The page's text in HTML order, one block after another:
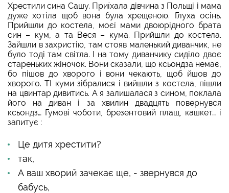
Хрестили сина Сашу. Приїхала дівчина з Польщі і мама
дуже хотіла щоб вона була хрещеною. Глуха осінь.
Прийшли до костела, моєї мами двоюрідного брата
син – кум, а та Веся – кума. Прийшли до костела.
Зайшли в захристію, там стояв маленький диванчик, не
було тоді там світла. І на тому диванчику сиділо двоє
стареньких жіночок. Вони сказали, що ксьондза немає,
бо пішов до хворого і вони чекають, щоб йшов до
хворого. ТІ куми зібралися і вийшли з костела, пішли
на цвинтар дивитись. А я залишалася з сином, поклала
його на диван і за хвилин двадцять повернувся
ксьондз… Гумові чоботи, брезентовий плащ, кашкет… і
запитує :
Це дитя хрестити?
так,
А ваш хворий зачекає ще, - звернувся до
бабусь,